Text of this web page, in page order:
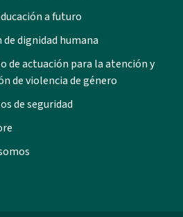
a futuro
de dignidad humana
de actuación para la atención y
de violencia de género
de seguridad